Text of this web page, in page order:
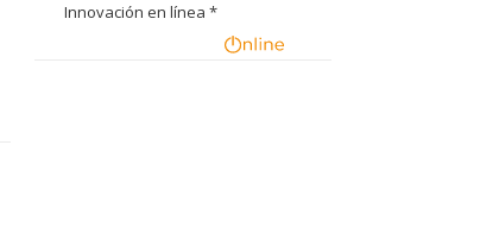
Innovación en línea *